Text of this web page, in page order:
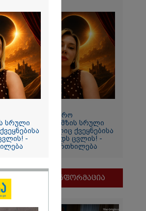
აგვისტოს სამყარო
მზის სრული
რომელიც ქვეყნებისა
ადამიანების ბედს ცვლის! -
გაფრთხილება
ინფორმაცია
სრული
-